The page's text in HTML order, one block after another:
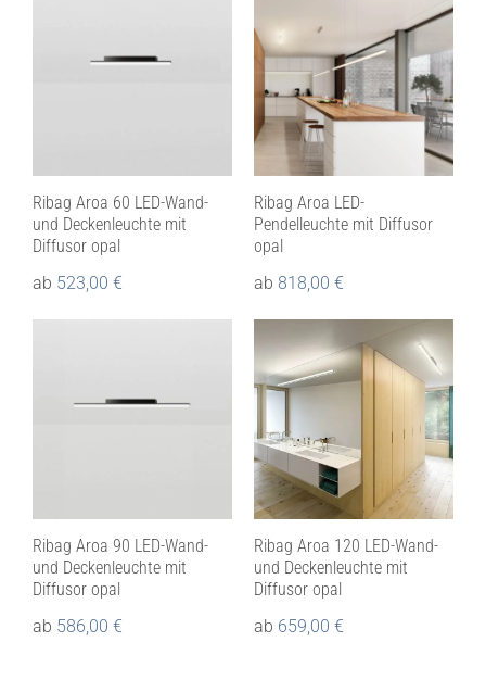
Ribag Aroa 60 LED-Wand-
und Deckenleuchte mit
Diffusor opal
ab 523,00 €
Ribag Aroa LED-
Pendelleuchte mit Diffusor
opal
ab 818,00 €
Ribag Aroa 90 LED-Wand-
und Deckenleuchte mit
Diffusor opal
ab 586,00 €
Ribag Aroa 120 LED-Wand-
und Deckenleuchte mit
Diffusor opal
ab 659,00 €